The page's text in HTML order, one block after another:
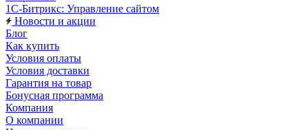
1С-Битрикс: Управление сайтом
Новости и акции
Блог
Как купить
Условия оплаты
Условия доставки
Гарантия на товар
Бонусная программа
Компания
О компании